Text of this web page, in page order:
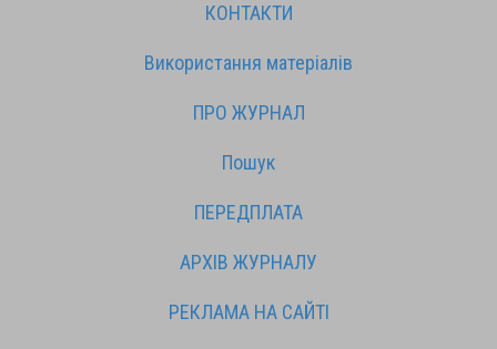
КОНТАКТИ
Використання матеріалів
ПРО ЖУРНАЛ
Пошук
ПЕРЕДПЛАТА
АРХІВ ЖУРНАЛУ
РЕКЛАМА НА САЙТІ